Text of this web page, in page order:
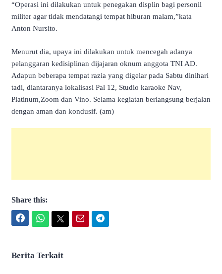
“Operasi ini dilakukan untuk penegakan displin bagi personil
militer agar tidak mendatangi tempat hiburan malam,”kata
Anton Nursito.
Menurut dia, upaya ini dilakukan untuk mencegah adanya
pelanggaran kedisiplinan dijajaran oknum anggota TNI AD.
Adapun beberapa tempat razia yang digelar pada Sabtu dinihari
tadi, diantaranya lokalisasi Pal 12, Studio karaoke Nav,
Platinum,Zoom dan Vino. Selama kegiatan berlangsung berjalan
dengan aman dan kondusif. (am)
Share this:
Berita Terkait